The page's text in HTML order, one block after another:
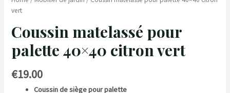
vert
Coussin matelassé pour
palette 40×40 citron vert
€19.00
Coussin de siège pour palette